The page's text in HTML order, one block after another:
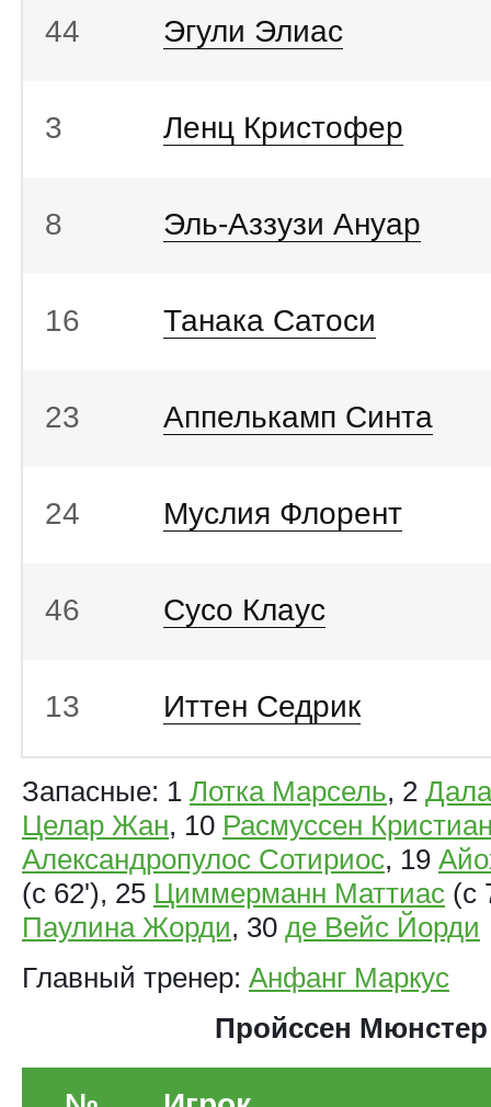
44 Эгули Элиас
3 Ленц Кристофер
8 Эль-Аззузи Ануар
16 Танака Сатоси
23 Аппелькамп Синта
24 Муслия Флорент
46 Сусо Клаус
13 Иттен Седрик
Запасные: 1 Лотка Марсель, 2
Целар Жан, 10 Расмуссен
Александропулос Сотириос, 19
(с 62'), 25 Циммерманн Маттиас (с
Паулина Жорди, 30 де Вейс Йорди
Главный тренер: Анфанг Маркус
Пройcсен Мюнстер